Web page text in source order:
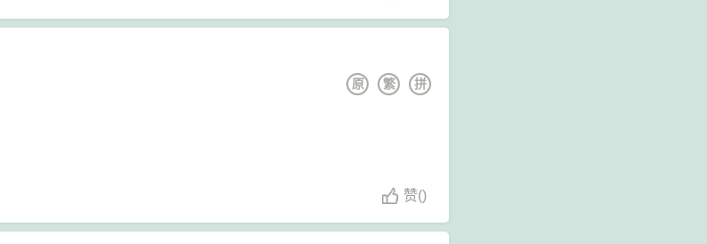
拼
繁
原
赞()